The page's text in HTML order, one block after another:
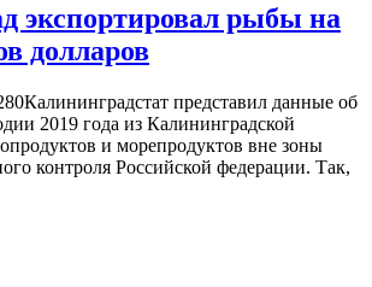
экспортировал рыбы на
долларов
представил данные об
2019 года из Калининградской
и морепродуктов вне зоны
контроля Российской федерации. Так,